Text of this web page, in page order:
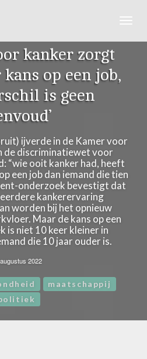
kanker zorgt
op een job,
is geen
ijverde in de Kamer voor
de discriminatiewet voor
“wie ooit kanker had, heeft
een job dan iemand die tien
onderzoek bevestigt dat
kankerervaring
worden bij het opnieuw
Maar de kans op een
is niet 10 keer kleiner in
die 10 jaar ouder is.
2022
maatschappij